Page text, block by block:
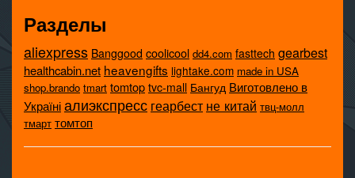
Разделы
aliexpress Banggood coolicool dd4.com fasttech gearbest
healthcabin.net heavengifts lightake.com made in USA
shop.brando tmart tomtop tvc-mall Бангуд Виготовлено в
Україніалиэкспресс геарбест не китай твц-молл
тмарт томтоп